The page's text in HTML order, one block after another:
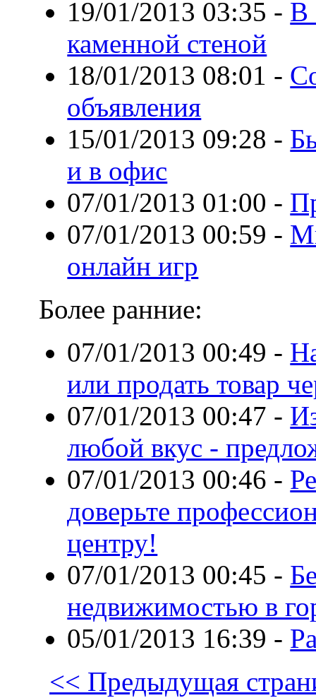
19/01/2013 03:35 - В
каменной стеной
18/01/2013 08:01 -
объявления
15/01/2013 09:28 -
и в офис
07/01/2013 01:00 -
07/01/2013 00:59 -
онлайн игр
Более ранние:
07/01/2013 00:49 -
или продать товар
07/01/2013 00:47 -
любой вкус -
07/01/2013 00:46 -
доверьте
центру!
07/01/2013 00:45 -
недвижимостью в
05/01/2013 16:39 -
<< Предыдущая